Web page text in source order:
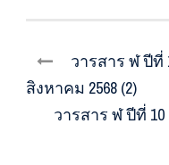
วารสาร ฬ ปีที่
สิงหาคม 2568 (2)
วารสาร ฬ ปีที่